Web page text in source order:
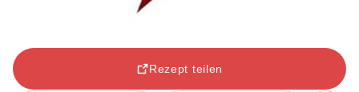
Rezept teilen